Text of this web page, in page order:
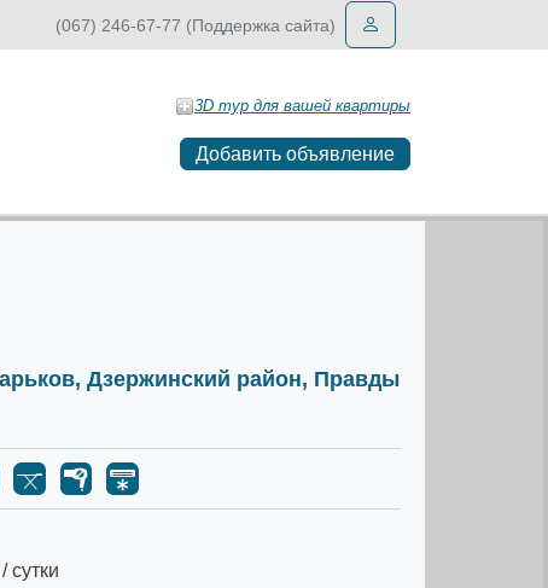
(067) 246-67-77 (Поддержка сайта)
3D тур для вашей квартиры
Добавить объявление
Дзержинский район, Правды